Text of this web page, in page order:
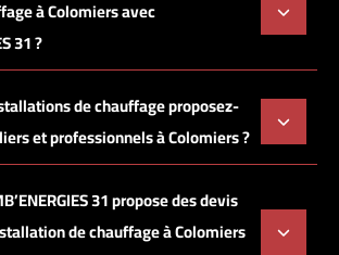
à Colomiers avec
31 ?
de chauffage proposez-
et professionnels à Colomiers ?
31 propose des devis
de chauffage à Colomiers